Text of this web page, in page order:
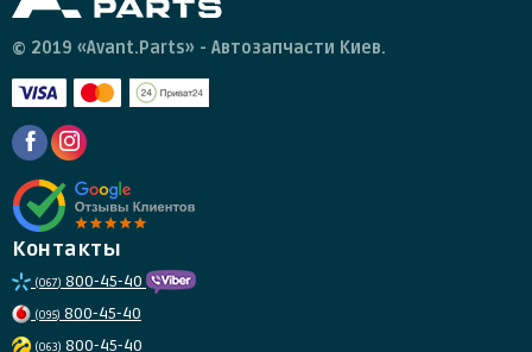
© 2019 «Avant.Parts» - Автозапчасти Киев.
Контакты
(067) 800-45-40
(095) 800-45-40
(063) 800-45-40